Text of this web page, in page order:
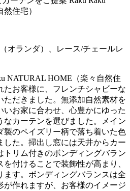
オランダ）、レース/チェールレ
NATURAL HOME（楽々自然住
たお客様に、フレンチシャビーな
ただきました。無添加自然素材を
お家に合わせ、心豊かにゆった
なカーテンを選びました。メイン
製のペイズリー柄で落ち着いた色
した。掃出し窓には天井からカー
トリム付きのボンディングバラン
付けることで装飾性が高まり、
ます。ボンディングバランスは全
が作れますが、お客様のイメージ